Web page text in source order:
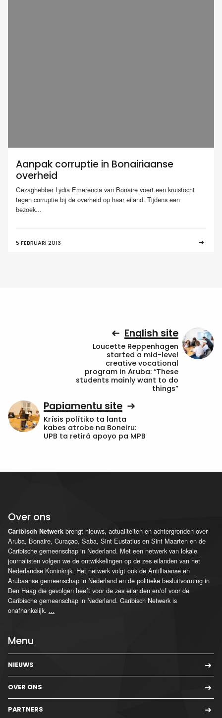
Aanpak corruptie in Bonairiaanse
overheid
Gezaghebber Lydia Emerencia van Bonaire voert een kruistocht
tegen corruptie bij de overheid op haar eiland. Tijdens een
bezoek...
5 FEBRUARI 2013
English site
Loucette Reppenhagen
started a mid-level
creative vocational
program in Aruba: “These
students mainly want to do
things”
Papiamentu site
Krísis polítiko ta lanta
kabes atrobe na Boneiru:
UPB ta retirá apoyo pa MPB
Over ons
Caribisch Netwerk brengt nieuws, actualiteiten en achtergronden over
Aruba, Bonaire, Curaçao, Saba, Sint Eustatius en Sint Maarten en de
Caribische gemeenschap in Nederland. Met een netwerk van lokale
journalisten volgen we de ontwikkelingen op de zes eilanden van het
Nederlandse Koninkrijk. Het netwerk volgt ook de Antilliaanse en
Arubaanse gemeenschap in Nederland en de politieke besluitvorming in
Den Haag die gevolgen heeft voor de zes eilanden en/of voor de
Caribische gemeenschap in Nederland. Caribisch Netwerk is
onafhankelijk. ...
Menu
NIEUWS
OVER ONS
PARTNERS